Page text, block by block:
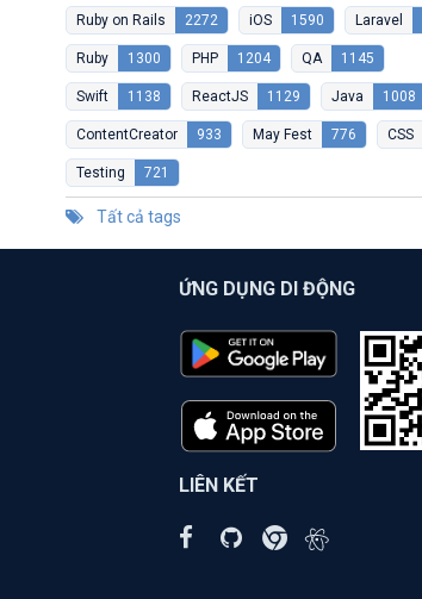
Ruby on Rails 2272 iOS 1590 Laravel
Ruby 1300 PHP 1204 QA 1145
Swift 1138 ReactJS 1129 Java 1008
ContentCreator 933 May Fest 776 CSS
Testing 721
Tất cả tags
ỨNG DỤNG DI ĐỘNG
LIÊN KẾT